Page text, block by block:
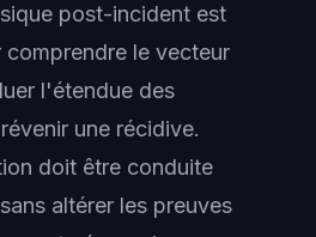
post-incident est
comprendre le vecteur
l'étendue des
une récidive.
doit être conduite
altérer les preuves